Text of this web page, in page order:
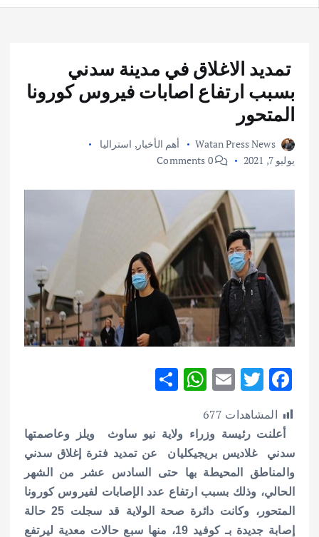
تمديد الاغلاق في مدينة سدني
بسبب ارتفاع اصابات فيروس كورونا
المتحور
Watan Press News أهم الأخبار, استراليا
يوليو 7, 2021
0 Comments
F
ac
e
b
o
o
k
T
w
it
te
r
E
ai
l
W
at
s
A
p
p
ar
e
المشاهدات 677
أعلنت رئيسة وزراء ولاية نيو ساوث ويلز وعاصمتها
سدني غلاديس بريجيكليان عن تمديد فترة إغلاق سدني
والمناطق المحيطة بها حتى السادس عشر من الشهر
الحالي، وذلك بسبب ارتفاع عدد الإصابات لفيروس كورونا
المتحور، وكانت دائرة صحة الولاية قد سجلت 25 حالة
إصابة جديدة بـ كوفيد 19، منها سبع حالات معدية ليرتفع